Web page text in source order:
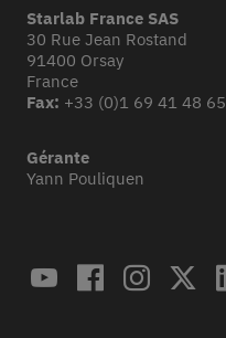
Starlab France SAS
30 Rue Jean Rostand
91400 Orsay
France
Fax: +33 (0)1 69 41 48 65
Gérante
Yann Pouliquen